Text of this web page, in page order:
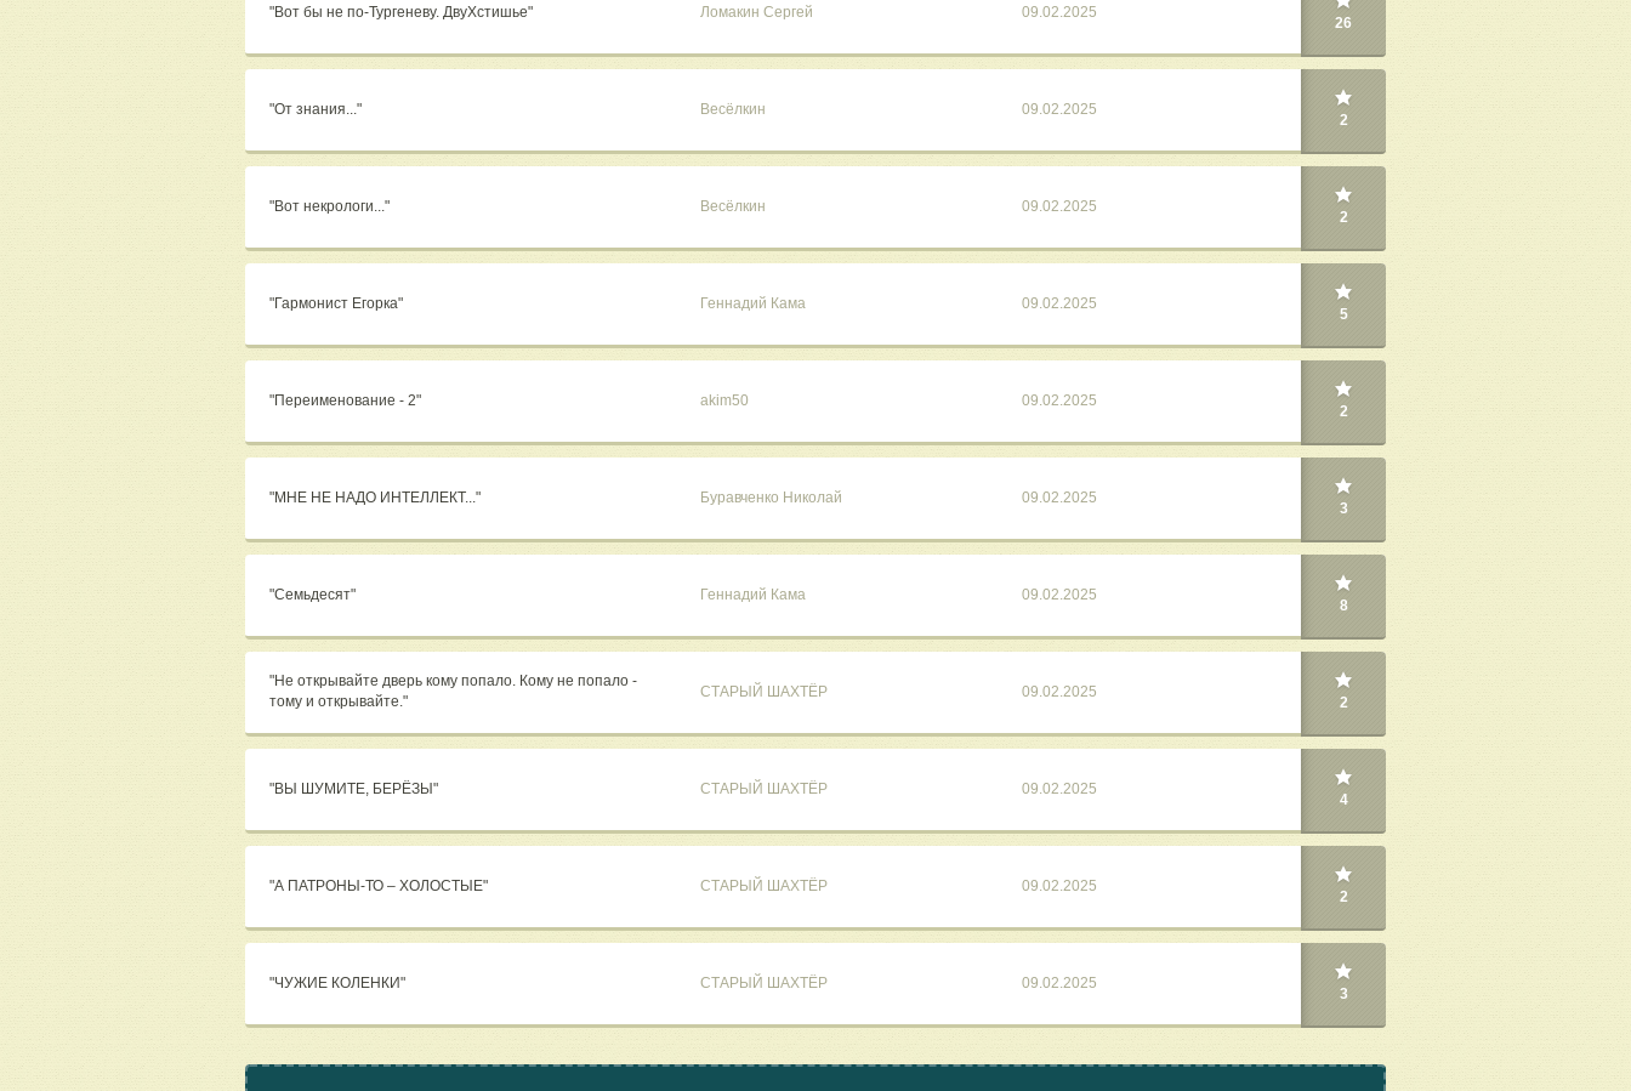
"Вот бы не по-Тургеневу. ДвуХстишье" Ломакин Сергей 09.02.2025
26
"От знания..." Весёлкин 09.02.2025
2
"Вот некрологи..." Весёлкин 09.02.2025
2
"Гармонист Егорка" Геннадий Кама 09.02.2025
5
"Переименование - 2" akim50 09.02.2025
2
"МНЕ НЕ НАДО ИНТЕЛЛЕКТ..." Буравченко Николай 09.02.2025
3
"Семьдесят" Геннадий Кама 09.02.2025
8
"Не открывайте дверь кому попало. Кому не попало -
тому и открывайте."
СТАРЫЙ ШАХТЁР 09.02.2025
2
"ВЫ ШУМИТЕ, БЕРЁЗЫ" СТАРЫЙ ШАХТЁР 09.02.2025
4
"А ПАТРОНЫ-ТО – ХОЛОСТЫЕ" СТАРЫЙ ШАХТЁР 09.02.2025
2
"ЧУЖИЕ КОЛЕНКИ" СТАРЫЙ ШАХТЁР 09.02.2025
3